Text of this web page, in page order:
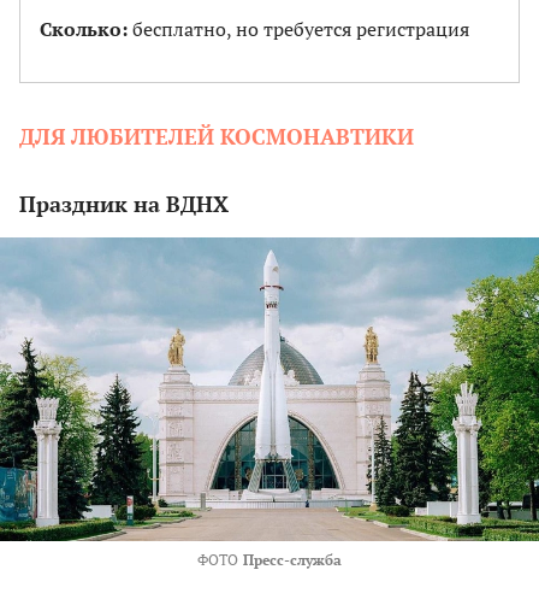
Сколько:бесплатно, но требуется регистрация
ДЛЯ ЛЮБИТЕЛЕЙ КОСМОНАВТИКИ
Праздник на ВДНХ
ФОТО Пресс-служба